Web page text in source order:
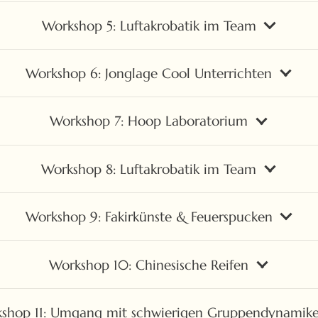
Workshop 5: Luftakrobatik im Team
Workshop 6: Jonglage Cool Unterrichten
Workshop 7: Hoop Laboratorium
Workshop 8: Luftakrobatik im Team
Workshop 9: Fakirkünste & Feuerspucken
Workshop 10: Chinesische Reifen
11: Umgang mit schwierigen